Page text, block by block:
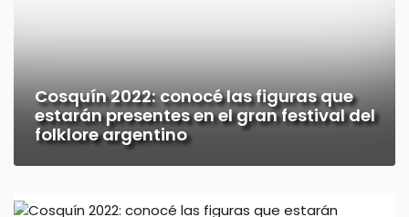
Cosquín 2022: conocé las figuras que
estarán presentes en el gran festival del
folklore argentino